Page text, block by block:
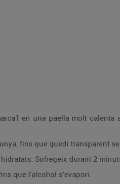
en una paella molt
fins que quedi transparent
Sofregeix durant 2
que l’alcohol s’evapori.